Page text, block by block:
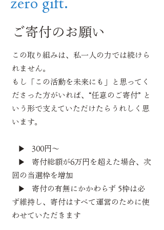
​ご寄付のお願い
この取り組みは、私一人の力では続けら
れません。
もし「この活動を未来にも」と思ってく
ださった方がいれば、“任意のご寄付” と
いう形で支えていただけたらうれしく思
います。
▶︎ 300円〜
▶︎ 寄付総額が6万円を超えた場合、次
回の当選枠を増加
▶︎ 寄付の有無にかかわらず 5枠は必
ず維持し、寄付はすべて運営のために使
わせていただきます